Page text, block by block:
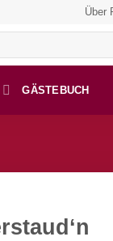
Über
GÄSTEBUCH